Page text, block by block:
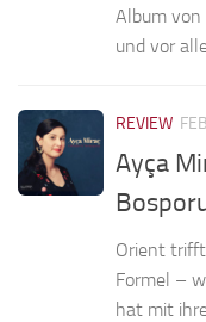
Album
und vor
REVIEW
Ayça
Orient
Formel –
hat mit